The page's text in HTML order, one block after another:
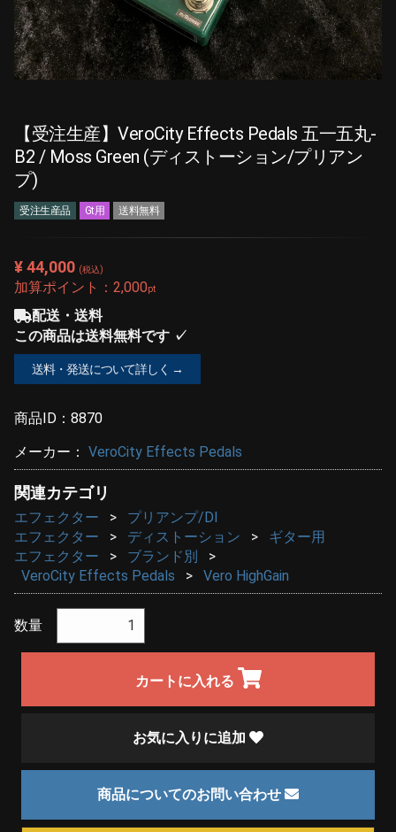
【受注生産】VeroCity Effects Pedals 五一五丸-
B2 / Moss Green (ディストーション/プリアン
プ)
受注生産品 Gt用 送料無料
¥ 44,000 (税込)
加算ポイント： 2,000pt
配送・送料
この商品は送料無料です ✓
送料・発送について詳しく →
商品ID： 8870
メーカー： VeroCity Effects Pedals
関連カテゴリ
エフェクター
プリアンプ/DI
エフェクター
ディストーション
ギター用
エフェクター
ブランド別
VeroCity Effects Pedals
Vero HighGain
数量
カートに入れる
お気に入りに追加
商品についてのお問い合わせ